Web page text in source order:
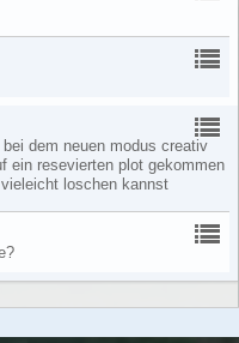
dem neuen modus creativ
ein resevierten plot gekommen
loschen kannst